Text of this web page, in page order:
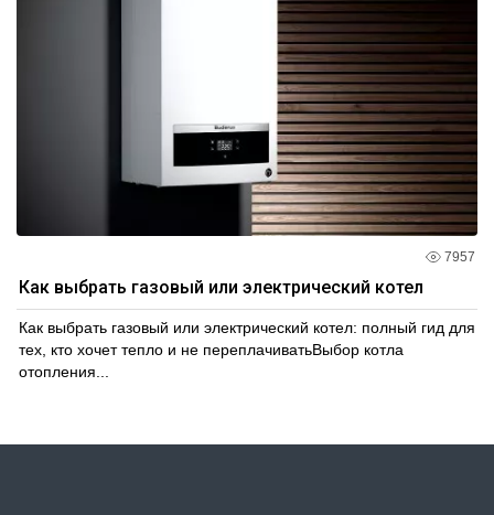
7957
Как выбрать газовый или электрический котел
Как выбрать газовый или электрический котел: полный гид для
тех, кто хочет тепло и не переплачиватьВыбор котла
отопления...